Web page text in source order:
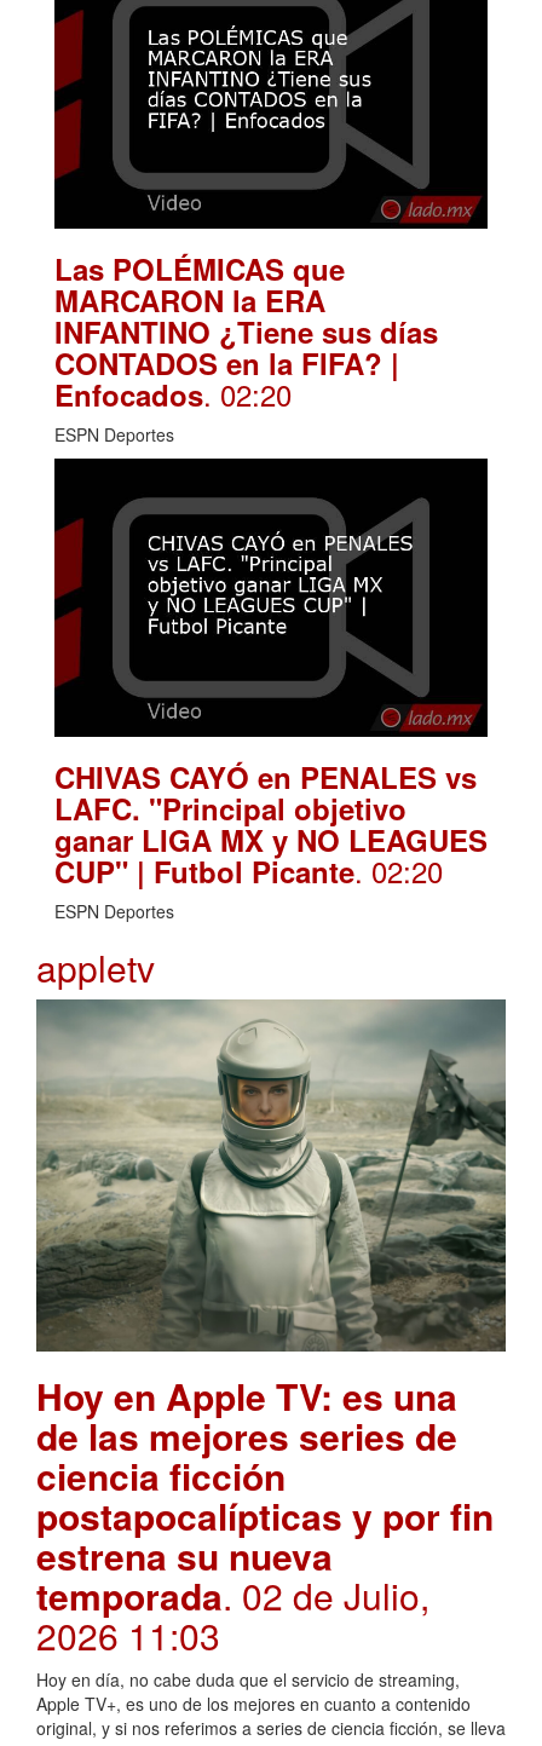
Las POLÉMICAS que
MARCARON la ERA
INFANTINO ¿Tiene sus días
CONTADOS en la FIFA? |
Enfocados. 02:20
ESPN Deportes
CHIVAS CAYÓ en PENALES vs
LAFC. "Principal objetivo
ganar LIGA MX y NO LEAGUES
CUP" | Futbol Picante. 02:20
ESPN Deportes
appletv
Hoy en Apple TV: es una
de las mejores series de
ciencia ficción
postapocalípticas y por fin
estrena su nueva
temporada. 02 de Julio,
2026 11:03
Hoy en día, no cabe duda que el servicio de streaming,
Apple TV+, es uno de los mejores en cuanto a contenido
original, y si nos referimos a series de ciencia ficción, se lleva